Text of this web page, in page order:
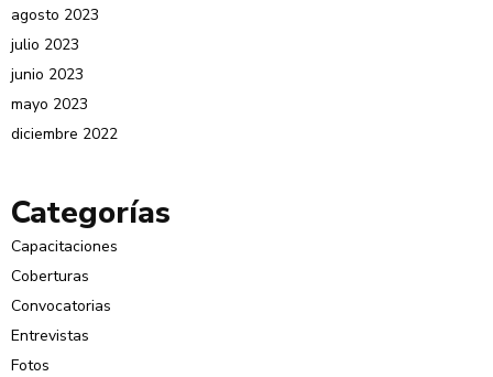
agosto 2023
julio 2023
junio 2023
mayo 2023
diciembre 2022
Categorías
Capacitaciones
Coberturas
Convocatorias
Entrevistas
Fotos